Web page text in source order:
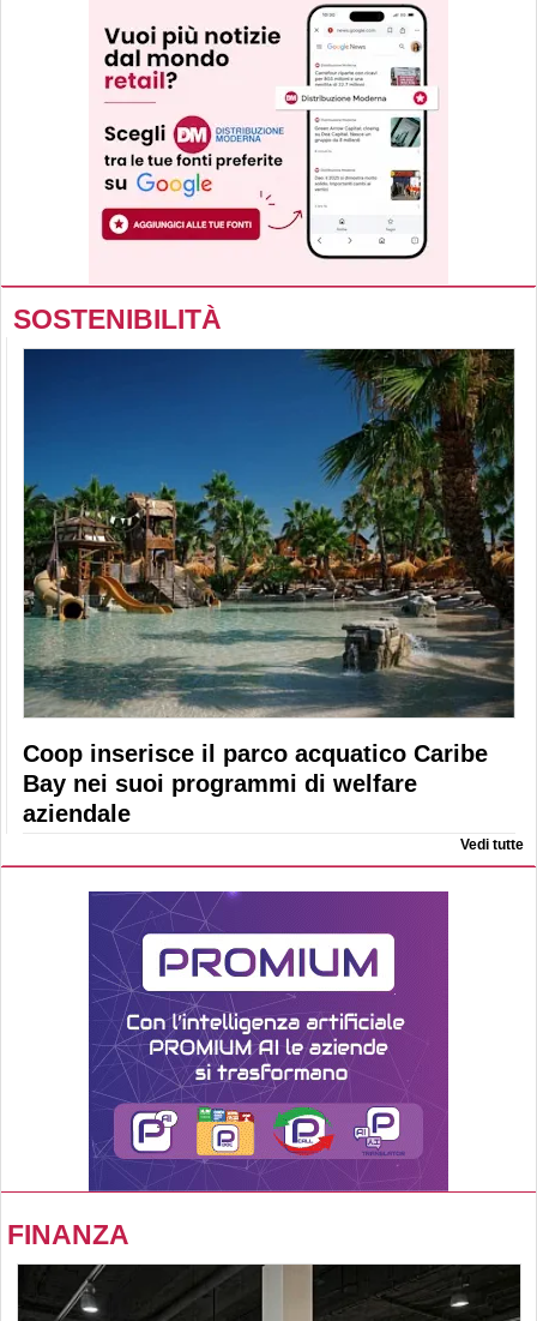
SOSTENIBILITÀ
Coop inserisce il parco acquatico Caribe
Bay nei suoi programmi di welfare
aziendale
Vedi tutte
FINANZA